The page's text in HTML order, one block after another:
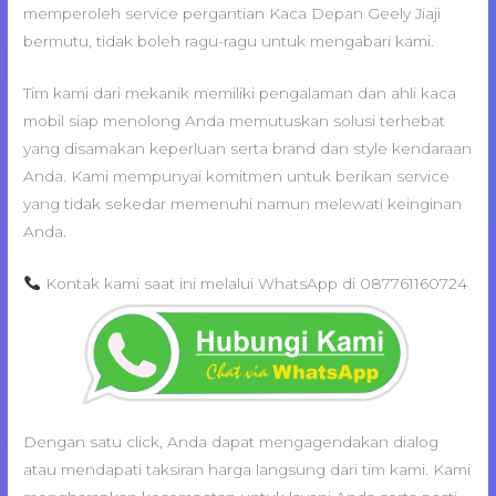
memperoleh service pergantian Kaca Depan Geely Jiaji
bermutu, tidak boleh ragu-ragu untuk mengabari kami.
Tim kami dari mekanik memiliki pengalaman dan ahli kaca
mobil siap menolong Anda memutuskan solusi terhebat
yang disamakan keperluan serta brand dan style kendaraan
Anda. Kami mempunyai komitmen untuk berikan service
yang tidak sekedar memenuhi namun melewati keinginan
Anda.
Kontak kami saat ini melalui WhatsApp di 087761160724
Dengan satu click, Anda dapat mengagendakan dialog
atau mendapati taksiran harga langsung dari tim kami. Kami